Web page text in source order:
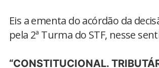
Eis a ementa do acórdão da
pela 2ª Turma do STF, nesse
“CONSTITUCIONAL.